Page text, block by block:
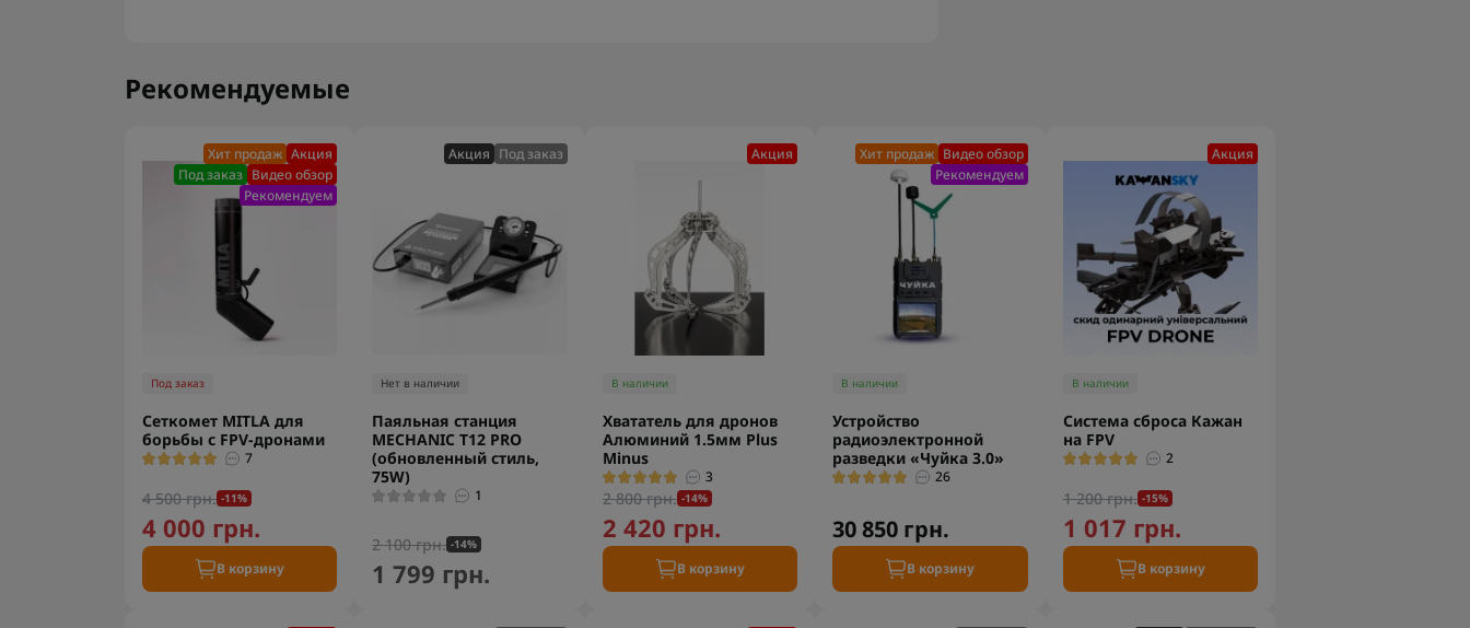
Рекомендуемые
Хит продаж Акция
Под заказ Видео обзор
Рекомендуем
Под заказ
Сеткомет MITLA для
борьбы с FPV-дронами
7
4 500 грн. -11%
4 000 грн.
В корзину
Акция Под заказ
Нет в наличии
Паяльная станция
MECHANIC T12 PRO
(обновленный стиль,
75W)
1
2 100 грн. -14%
1 799 грн.
Акция
В наличии
Хвататель для дронов
Алюминий 1.5мм Plus
Minus
3
2 800 грн. -14%
2 420 грн.
В корзину
Хит продаж Видео обзор
Рекомендуем
В наличии
Устройство
радиоэлектронной
разведки «Чуйка 3.0»
26
30 850 грн.
В корзину
Акция
В наличии
Система сброса Кажан
на FPV
2
1 200 грн. -15%
1 017 грн.
В корзину